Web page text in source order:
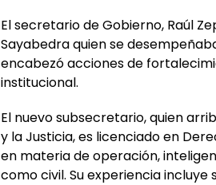
El secretario de Gobierno, Raúl
Sayabedra quien se
encabezó acciones de
institucional.
El nuevo subsecretario, quien
y la Justicia, es licenciado en
en materia de operación,
como civil. Su experiencia